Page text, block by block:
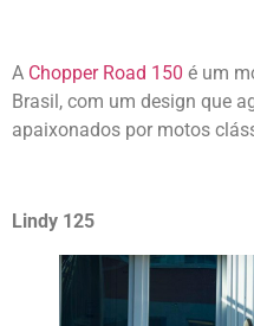
A Chopper Road 150 é um
Brasil, com um design que
apaixonados por motos
Lindy 125